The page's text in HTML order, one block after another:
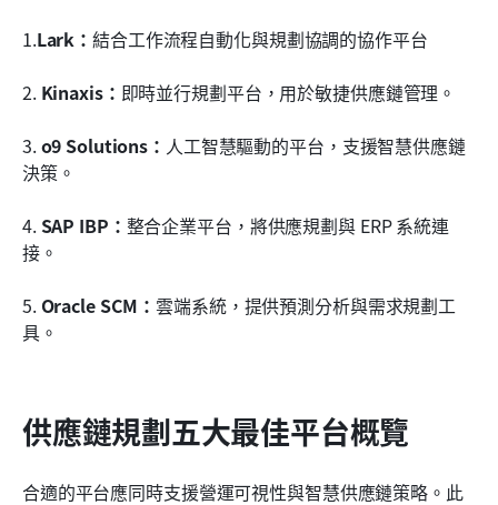
1.Lark：結合工作流程自動化與規劃協調的協作平台
2. Kinaxis： 即時並行規劃平台，用於敏捷供應鏈管理。
3. o9 Solutions： 人工智慧驅動的平台，支援智慧供應鏈
決策。
4. SAP IBP： 整合企業平台，將供應規劃與 ERP 系統連
接。
5. Oracle SCM： 雲端系統，提供預測分析與需求規劃工
具。
供應鏈規劃五大最佳平台概覽
合適的平台應同時支援營運可視性與智慧供應鏈策略。此